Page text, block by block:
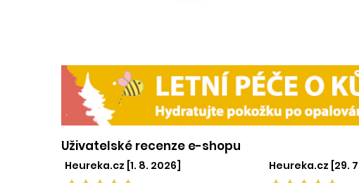
Uživatelské recenze e-shopu
Heureka.cz [1. 8. 2026] Heureka.cz [29.